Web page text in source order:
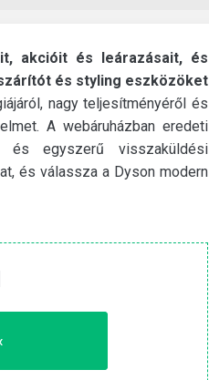
akcióit és leárazásait, és
és styling eszközöket
nagy teljesítményéről és
A webáruházban eredeti
és egyszerű visszaküldési
és válassza a Dyson modern
akár 80%